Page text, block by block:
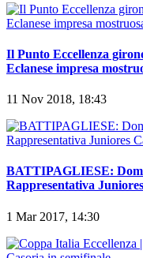
Il Punto Eccellenza
Eclanese impresa
11 Nov 2018, 18:43
BATTIPAGLIESE:
Rappresentativa
1 Mar 2017, 14:30